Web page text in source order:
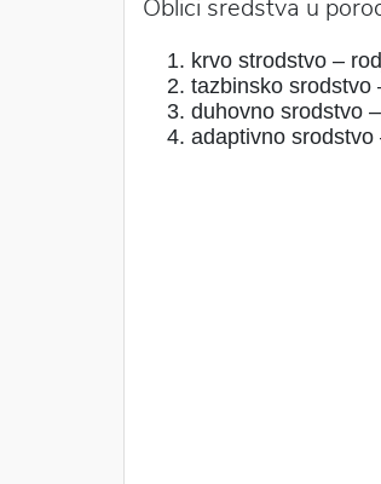
Oblici sredstva u
krvo strodstvo –
tazbinsko srodstvo
duhovno srodstvo
adaptivno